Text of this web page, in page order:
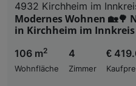
4932 Kirchheim im
Modernes Wohnen 🏡🌳
in Kirchheim im Innkreis
106 m2
Wohnfläche
4
Zimmer
€